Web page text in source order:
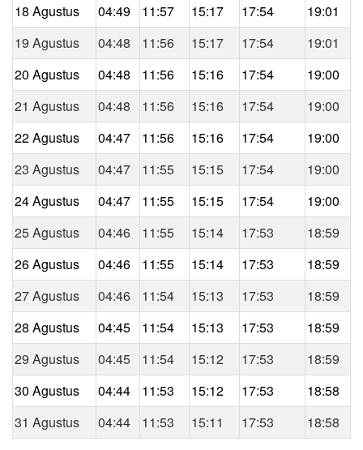
18 Agustus 04:49 11:57 15:17 17:54
19:01
19 Agustus
04:48 11:56 15:17 17:54
19:01
20 Agustus
04:48 11:56 15:16 17:54
19:00
21 Agustus
04:48 11:56 15:16 17:54
19:00
22 Agustus
04:47 11:56 15:16 17:54
19:00
23 Agustus
04:47 11:55 15:15 17:54
19:00
24 Agustus
04:47 11:55 15:15 17:54
19:00
25 Agustus
04:46 11:55 15:14 17:53
18:59
26 Agustus
04:46 11:55 15:14 17:53
18:59
27 Agustus
04:46 11:54 15:13 17:53
18:59
28 Agustus
04:45 11:54 15:13 17:53
18:59
29 Agustus
04:45 11:54 15:12 17:53
18:59
30 Agustus
04:44 11:53 15:12 17:53
18:58
31 Agustus
04:44 11:53 15:11 17:53 18:58